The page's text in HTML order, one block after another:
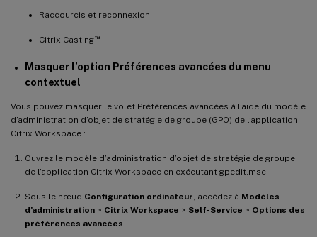
Raccourcis et reconnexion
Citrix Casting™
Masquer l’option Préférences avancées du menu
contextuel
Vous pouvez masquer le volet Préférences avancées à l’aide du modèle
d’administration d’objet de stratégie de groupe (GPO) de l’application
Citrix Workspace :
Ouvrez le modèle d’administration d’objet de stratégie de groupe
de l’application Citrix Workspace en exécutant gpedit.msc.
Sous le nœud Configuration ordinateur, accédez à Modèles
d’administration > Citrix Workspace > Self-Service > Options des
préférences avancées.